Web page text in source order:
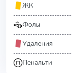
ЖК
Фолы
Удаления
Пенальти